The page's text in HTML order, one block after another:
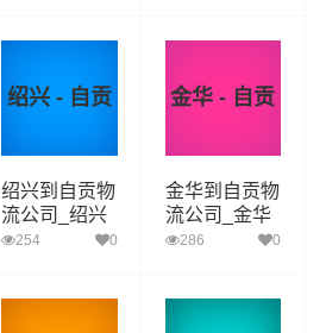
绍兴 - 自贡
绍兴到自贡物
流公司_绍兴
到自贡货运_
254 0
金华 - 自贡
金华到自贡物
流公司_金华
到自贡货运_
286 0